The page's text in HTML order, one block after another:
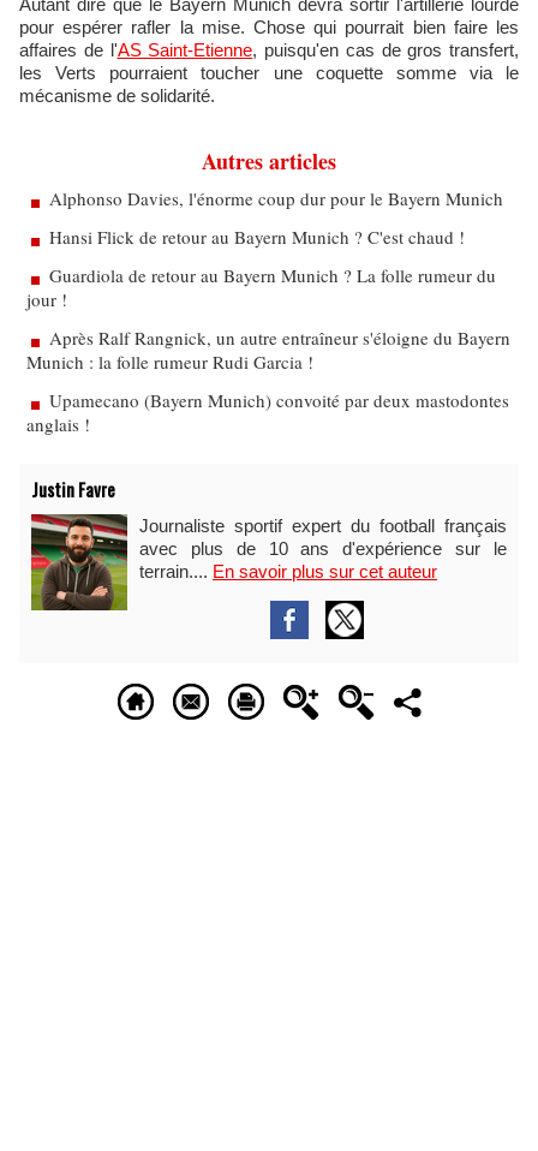
Autant dire que le Bayern Munich devra sortir l'artillerie lourde
pour espérer rafler la mise. Chose qui pourrait bien faire les
affaires de l'AS Saint-Etienne, puisqu'en cas de gros transfert,
les Verts pourraient toucher une coquette somme via le
mécanisme de solidarité.
Autres articles
Alphonso Davies, l'énorme coup dur pour le Bayern Munich
Hansi Flick de retour au Bayern Munich ? C'est chaud !
Guardiola de retour au Bayern Munich ? La folle rumeur du
jour !
Après Ralf Rangnick, un autre entraîneur s'éloigne du Bayern
Munich : la folle rumeur Rudi Garcia !
Upamecano (Bayern Munich) convoité par deux mastodontes
anglais !
Justin Favre
Journaliste sportif expert du football français
avec plus de 10 ans d'expérience sur le
terrain.... En savoir plus sur cet auteur